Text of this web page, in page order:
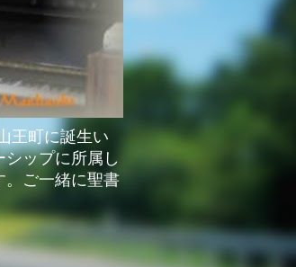
王町に誕生い
ップに所属し
。ご一緒に聖書